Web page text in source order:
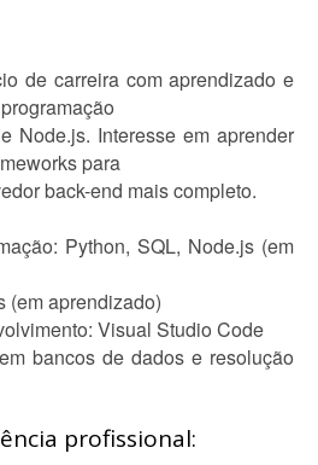
de carreira com aprendizado e
Node.js. Interesse em aprender
para
back-end mais completo.
Python, SQL, Node.js (em
(em aprendizado)
Visual Studio Code
bancos de dados e resolução
profissional: